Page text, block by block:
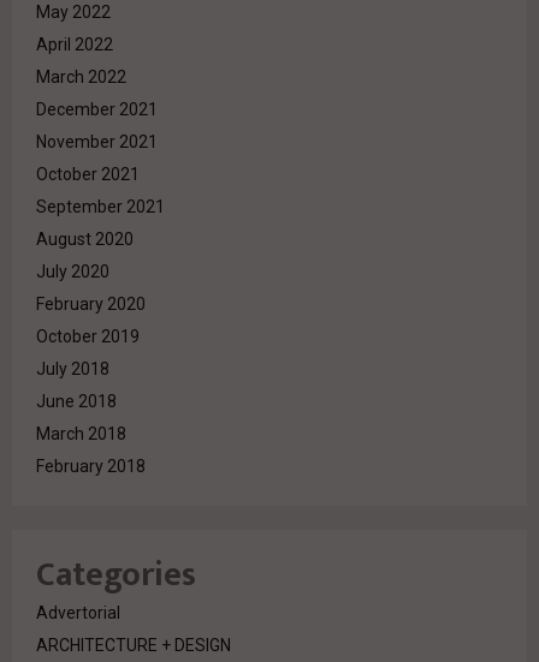
May 2022
April 2022
March 2022
December 2021
November 2021
October 2021
September 2021
August 2020
July 2020
February 2020
October 2019
July 2018
June 2018
March 2018
February 2018
Categories
Advertorial
ARCHITECTURE + DESIGN